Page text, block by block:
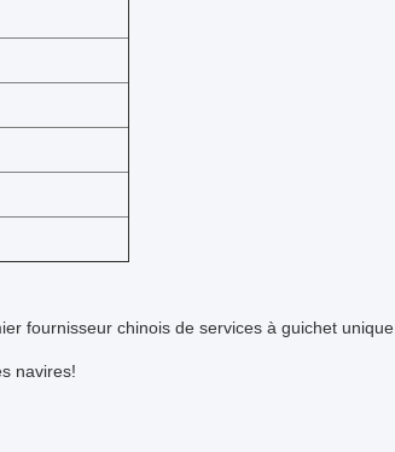
fournisseur chinois de services à guichet unique.
navires!